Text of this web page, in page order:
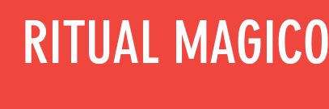
RITUAL MAGICO